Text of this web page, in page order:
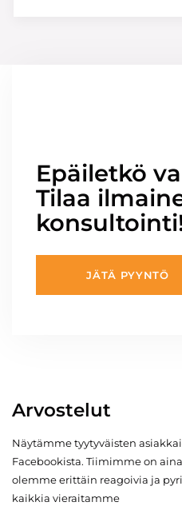
Epäiletkö
Tilaa
JÄTÄ PYYNTÖ
Arvostelut
Näytämme tyytyväisten
Facebookista. Tiimimme on
olemme erittäin reagoivia ja
kaikkia vieraitamme